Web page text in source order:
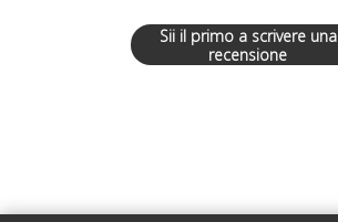
Sii il primo a scrivere una
recensione